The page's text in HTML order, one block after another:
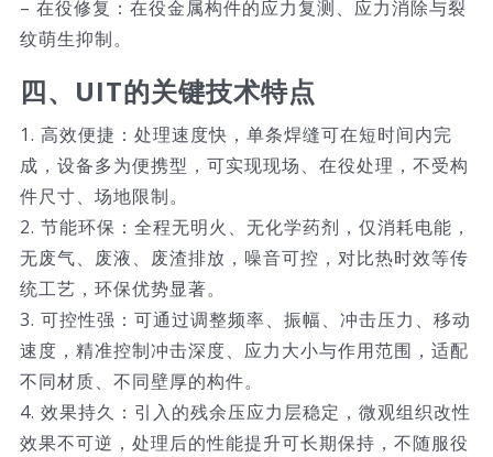
– 在役修复：在役金属构件的应力复测、应力消除与裂
纹萌生抑制。
四、UIT的关键技术特点
1. 高效便捷：处理速度快，单条焊缝可在短时间内完
成，设备多为便携型，可实现现场、在役处理，不受构
件尺寸、场地限制。
2. 节能环保：全程无明火、无化学药剂，仅消耗电能，
无废气、废液、废渣排放，噪音可控，对比热时效等传
统工艺，环保优势显著。
3. 可控性强：可通过调整频率、振幅、冲击压力、移动
速度，精准控制冲击深度、应力大小与作用范围，适配
不同材质、不同壁厚的构件。
4. 效果持久：引入的残余压应力层稳定，微观组织改性
效果不可逆，处理后的性能提升可长期保持，不随服役